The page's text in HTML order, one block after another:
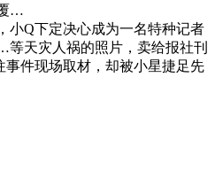
…
小Q下定决心成为一名特种记者
天灾人祸的照片，卖给报社刊
件现场取材，却被小星捷足先